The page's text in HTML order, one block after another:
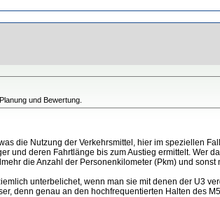
und Bewertung.
die Nutzung der Verkehrsmittel, hier im speziellen
deren Fahrtlänge bis zum Austieg ermittelt. Wer
die Anzahl der Personenkilometer (Pkm) und sonst
unterbelichet, wenn man sie mit denen der U3
denn genau an den hochfrequentierten Halten des